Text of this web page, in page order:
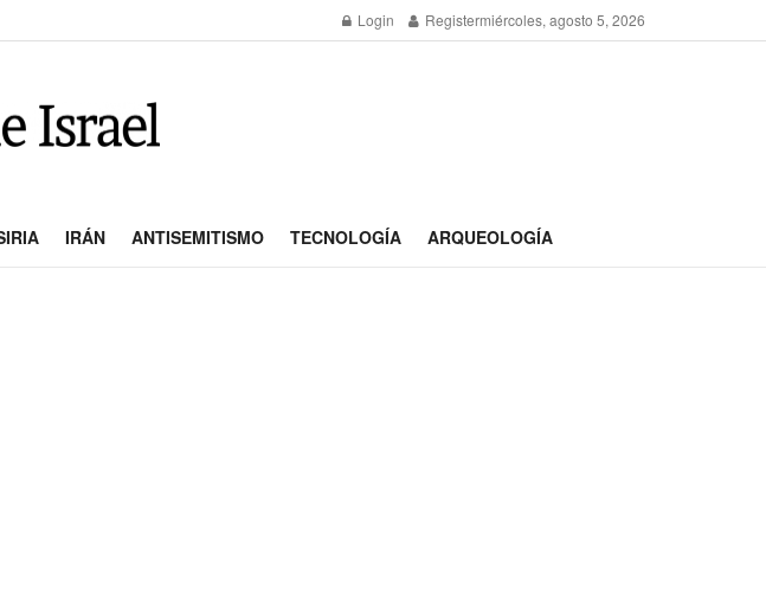
Login Registermiércoles, agosto 5, 2026
IRÁN ANTISEMITISMO TECNOLOGÍA ARQUEOLOGÍA